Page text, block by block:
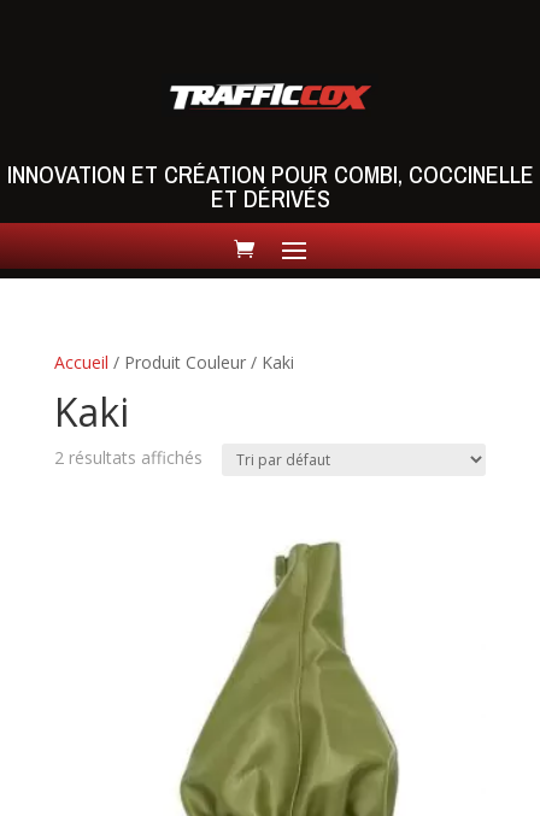
INNOVATION ET CRÉATION POUR COMBI, COCCINELLE
ET DÉRIVÉS
Accueil / Produit Couleur / Kaki
Kaki
2 résultats affichés